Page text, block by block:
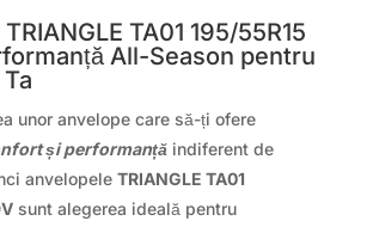
TA01 195/55R15
All-Season pentru
unor anvelope care să-ți ofere
și performanțăindiferent de
anvelopele TRIANGLE TA01
sunt alegerea ideală pentru